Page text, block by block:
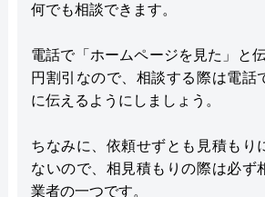
何でも相談できます。
電話で「ホームページを見た」と
円割引なので、相談する際は電話
に伝えるようにしましょう。
ちなみに、依頼せずとも見積もり
ないので、相見積もりの際は必ず
業者の一つです。